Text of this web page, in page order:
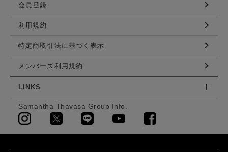
会員登録
利用規約
特定商取引法に基づく表示
メンバーズ利用規約
LINKS
Samantha Thavasa Group Info.